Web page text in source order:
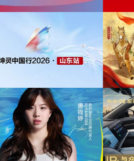
为中信期货有限公司2026年中策略会提供音
为光明优加x上海博物馆马年限定礼盒宣传项
目提供音乐版权